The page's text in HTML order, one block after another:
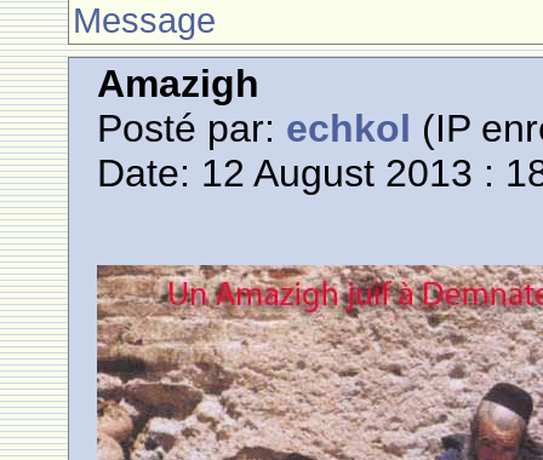
Message
Amazigh
Posté par: echkol (IP
Date: 12 August 2013 :